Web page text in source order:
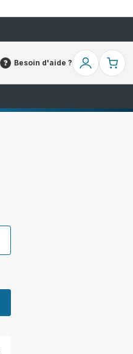
Besoin d'aide ?
Besoin
Mon